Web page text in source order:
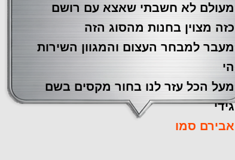
מעולם לא חשבתי שאצא עם רושם
כזה מצוין ‏בחנות מהסוג הזה
‏מעבר ‏למבחר העצום והמגוון השירות
הי
מעל הכל עזר לנו ‏בחור מקסים בשם
גידי
אבירם סמו